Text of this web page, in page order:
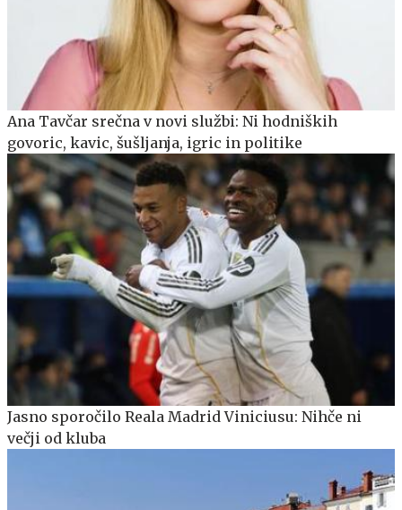
Ana Tavčar srečna v novi službi: Ni hodniških
govoric, kavic, šušljanja, igric in politike
Jasno sporočilo Reala Madrid Viniciusu: Nihče ni
večji od kluba